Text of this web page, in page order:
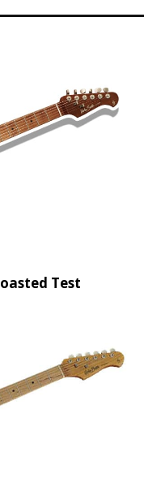
Test